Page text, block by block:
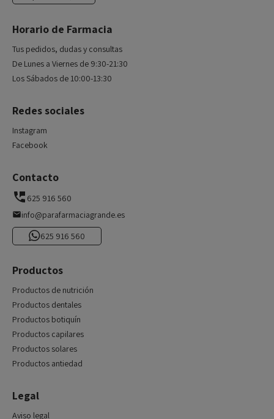
Horario de Farmacia
Tus pedidos, dudas y consultas
De Lunes a Viernes de 9:30-21:30
Los Sábados de 10:00-13:30
Redes sociales
Instagram
Facebook
Contacto
625 916 560
info@parafarmaciagrande.es
625 916 560
Productos
Productos de nutrición
Productos dentales
Productos botiquín
Productos capilares
Productos solares
Productos antiedad
Legal
Aviso legal